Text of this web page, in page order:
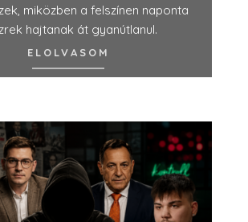
miközben a felszínen naponta
hajtanak át gyanútlanul.
ELOLVASOM